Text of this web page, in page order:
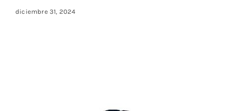
diciembre 31, 2024